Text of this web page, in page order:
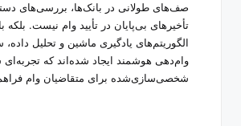
صف‌های طولانی در بانک‌ها، بررسی‌های
تأخیرهای بی‌پایان در تأیید وام نیست. بلکه
الگوریتم‌های یادگیری ماشین و تحلیل
وام‌دهی هوشمند ایجاد شده‌اند که تجربه‌ای
شخصی‌سازی‌شده برای متقاضیان وام